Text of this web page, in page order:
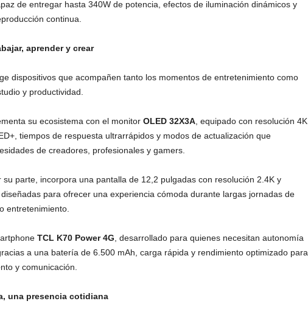
de entregar hasta 340W de potencia, efectos de iluminación dinámicos y
continua.
aprender y crear
dispositivos que acompañen tanto los momentos de entretenimiento como
y productividad.
su ecosistema con el monitor OLED 32X3A, equipado con resolución 4K
tiempos de respuesta ultrarrápidos y modos de actualización que
de creadores, profesionales y gamers.
su parte, incorpora una pantalla de 12,2 pulgadas con resolución 2.4K y
para ofrecer una experiencia cómoda durante largas jornadas de
entretenimiento.
TCL K70 Power 4G , desarrollado para quienes necesitan autonomía
a una batería de 6.500 mAh, carga rápida y rendimiento optimizado para
y comunicación.
una presencia cotidiana